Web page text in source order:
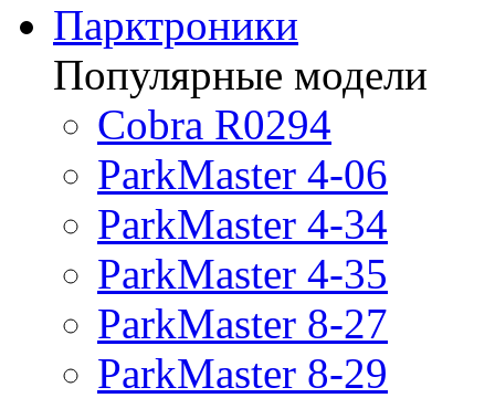
Парктроники
Популярные модели
Cobra R0294
ParkMaster 4-06
ParkMaster 4-34
ParkMaster 4-35
ParkMaster 8-27
ParkMaster 8-29